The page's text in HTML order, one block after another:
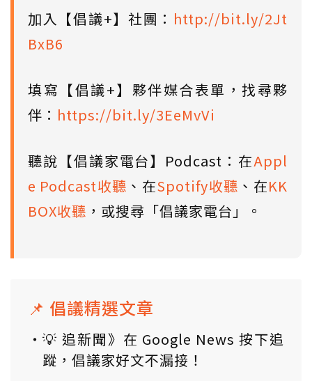
加入【倡議+】社團： http://bit.ly/2Jt
BxB6
填寫【倡議+】夥伴媒合表單，找尋夥
伴： https://bit.ly/3EeMvVi
聽說【倡議家電台】Podcast：在Appl
e Podcast收聽 、在Spotify收聽 、在KK
BOX收聽 ，或搜尋「倡議家電台」。
📌 倡議精選文章
💡 追新聞》在 Google News 按下追
蹤，倡議家好文不漏接！